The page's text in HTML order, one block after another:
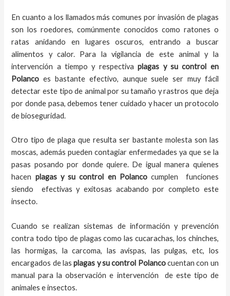
En cuanto a los llamados más comunes por invasión de plagas
son los roedores, comúnmente conocidos como ratones o
ratas anidando en lugares oscuros, entrando a buscar
alimentos y calor. Para la vigilancia de este animal y la
intervención a tiempo y respectivaplagas y su control en
Polanco es bastante efectivo, aunque suele ser muy fácil
detectar este tipo de animal por su tamaño y rastros que deja
por donde pasa, debemos tener cuidado y hacer un protocolo
de bioseguridad.
Otro tipo de plaga que resulta ser bastante molesta son las
moscas, además pueden contagiar enfermedades ya que se la
pasas posando por donde quiere. De igual manera quienes
hacen plagas y su control en Polancocumplen funciones
siendo efectivas y exitosas acabando por completo este
insecto.
Cuando se realizan sistemas de información y prevención
contra todo tipo de plagas como las cucarachas, los chinches,
las hormigas, la carcoma, las avispas, las pulgas, etc, los
encargados de lasplagas y su control Polancocuentan con un
manual para la observación e intervención de este tipo de
animales e insectos.